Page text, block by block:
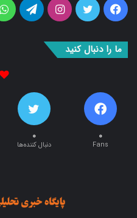
فیس
توییتر اینستاگرامتلگرام
ما را دنبال کنید
۰
Fans
۰
دنبال کننده‌ها